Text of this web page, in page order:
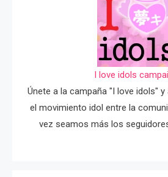
I love idols
Únete a la campaña "I love idols"
el movimiento idol entre la
vez seamos más los